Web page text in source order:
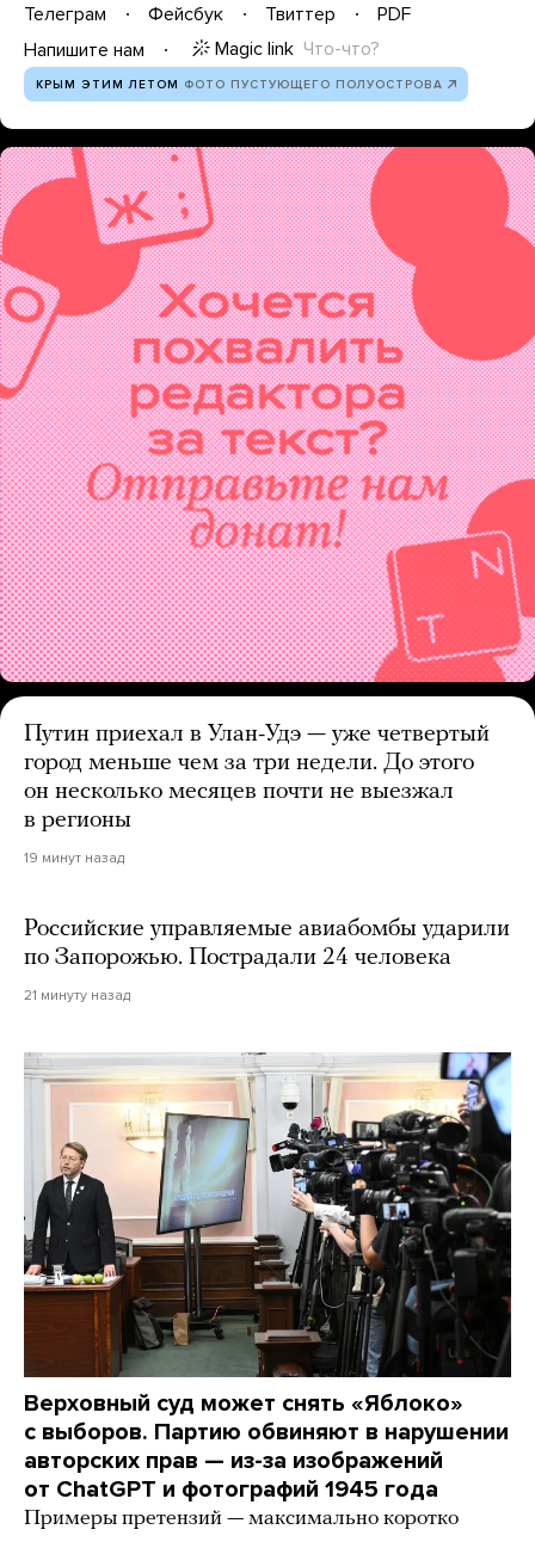
Телеграм Фейсбук Твиттер
PDF
Напишите нам
Magic link Что-что?
КРЫМ ЭТИМ ЛЕТОМ ФОТО ПУСТУЮЩЕГО ПОЛУОСТРОВА
Путин приехал в Улан-Удэ — уже четвертый
город меньше чем за три недели. До этого
он несколько месяцев почти не выезжал
в регионы
19 минут назад
Российские управляемые авиабомбы ударили
по Запорожью. Пострадали 24 человека
21 минуту назад
Верховный суд может снять «Яблоко»
с выборов. Партию обвиняют в нарушении
авторских прав — из-за изображений
от ChatGPT и фотографий 1945 года
Примеры претензий — максимально коротко